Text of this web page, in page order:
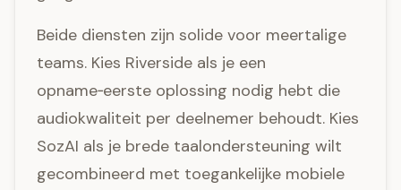
Beide diensten zijn solide voor meertalige
teams. Kies Riverside als je een
opname‑eerste oplossing nodig hebt die
audiokwaliteit per deelnemer behoudt. Kies
SozAI als je brede taalondersteuning wilt
gecombineerd met toegankelijke mobiele